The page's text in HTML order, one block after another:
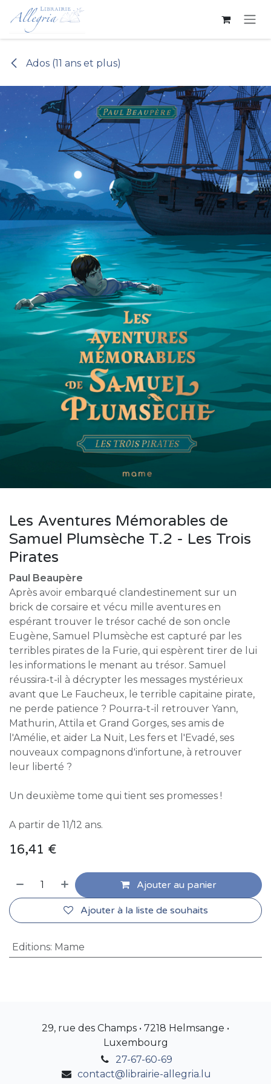
Se rendre au contenu
Ados (11 ans et plus)
Les Aventures Mémorables de
Samuel Plumsèche T.2 - Les Trois
Pirates
Paul Beaupère
Après avoir embarqué clandestinement sur un
brick de corsaire et vécu mille aventures en
espérant trouver le trésor caché de son oncle
Eugène, Samuel Plumsèche est capturé par les
terribles pirates de la Furie, qui espèrent tirer de lui
les informations le menant au trésor. Samuel
réussira-t-il à décrypter les messages mystérieux
avant que Le Faucheux, le terrible capitaine pirate,
ne perde patience ? Pourra-t-il retrouver Yann,
Mathurin, Attila et Grand Gorges, ses amis de
l'Amélie, et aider La Nuit, Les fers et l'Evadé, ses
nouveaux compagnons d'infortune, à retrouver
leur liberté ?
Un deuxième tome qui tient ses promesses !
A partir de 11/12 ans.
16,41 €
Ajouter au panier
Ajouter à la liste de souhaits
Editions: Mame
29, rue des Champs • 7218 Helmsange •
Luxembourg
27-67-60-69
contact@librairie-allegria.lu